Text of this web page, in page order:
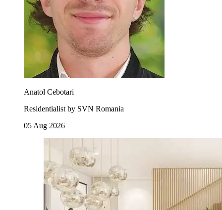
Anatol Cebotari
Residentialist by SVN Romania
05 Aug 2026